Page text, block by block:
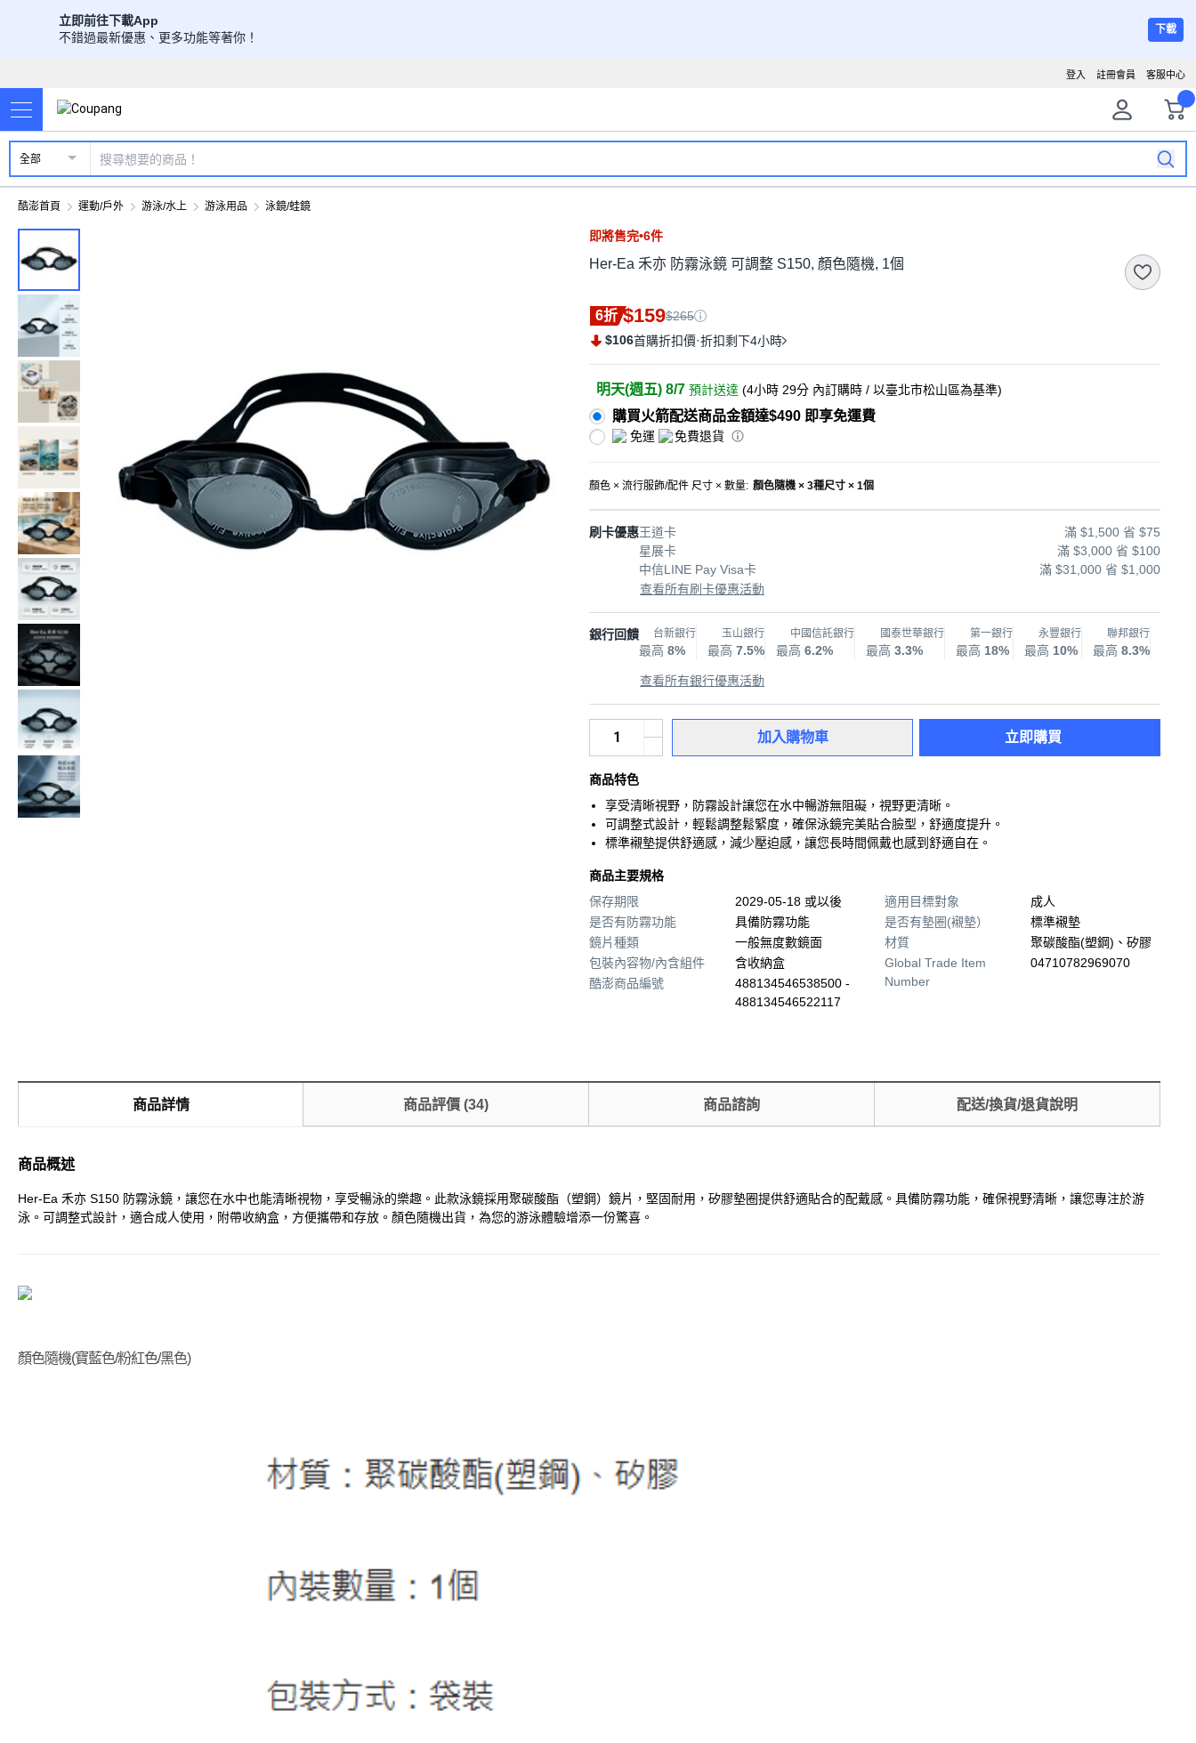
立即前往下載App
不錯過最新優惠、更多功能等著你！
下載
客服中心
註冊會員
登入
全部
酷澎首頁 運動/戶外 游泳/水上 游泳用品 泳鏡/蛙鏡
即將售完•6件
Her-Ea 禾亦 防霧泳鏡 可調整 S150, 顏色隨機, 1個
6折 $159$265
$106首購折扣價·折扣剩下4小時
明天(週五) 8/7 預計送達 (4小時 29分 內訂購時 / 以臺北市松山區為基準)
購買火箭配送商品金額達$490 即享免運費
免運 免費退貨
顏色 × 流行服飾/配件 尺寸 × 數量: 顏色隨機 × 3種尺寸 × 1個
刷卡優惠王道卡
滿 $1,500 省 $75
星展卡
滿 $3,000 省 $100
中信LINE Pay Visa卡
滿 $31,000 省 $1,000
查看所有刷卡優惠活動
銀行回饋 台新銀行
最高 8%
玉山銀行
最高 7.5%
中國信託銀行
最高 6.2%
國泰世華銀行
最高 3.3%
第一銀行
最高 18%
永豐銀行
最高 10%
聯邦銀行
最高 8.3%
查看所有銀行優惠活動
加入購物車 立即購買
商品特色
享受清晰視野，防霧設計讓您在水中暢游無阻礙，視野更清晰。
可調整式設計，輕鬆調整鬆緊度，確保泳鏡完美貼合臉型，舒適度提升。
標準襯墊提供舒適感，減少壓迫感，讓您長時間佩戴也感到舒適自在。
商品主要規格
保存期限
2029-05-18 或以後
是否有防霧功能
具備防霧功能
鏡片種類
一般無度數鏡面
包裝內容物/內含組件
含收納盒
酷澎商品編號
488134546538500 -
488134546522117
適用目標對象
成人
是否有墊圈(襯墊）
標準襯墊
材質
聚碳酸酯(塑鋼)、矽膠
Global Trade Item
Number
04710782969070
商品詳情 商品評價 (34) 商品諮詢 配送/換貨/退貨說明
商品概述
Her-Ea 禾亦 S150 防霧泳鏡，讓您在水中也能清晰視物，享受暢泳的樂趣。此款泳鏡採用聚碳酸酯（塑鋼）鏡片，堅固耐用，矽膠墊圈提供舒適貼合的配戴感。具備防霧功能，確保視野清晰，讓您專注於游
泳。可調整式設計，適合成人使用，附帶收納盒，方便攜帶和存放。顏色隨機出貨，為您的游泳體驗增添一份驚喜。
顏色隨機(寶藍色/粉紅色/黑色)